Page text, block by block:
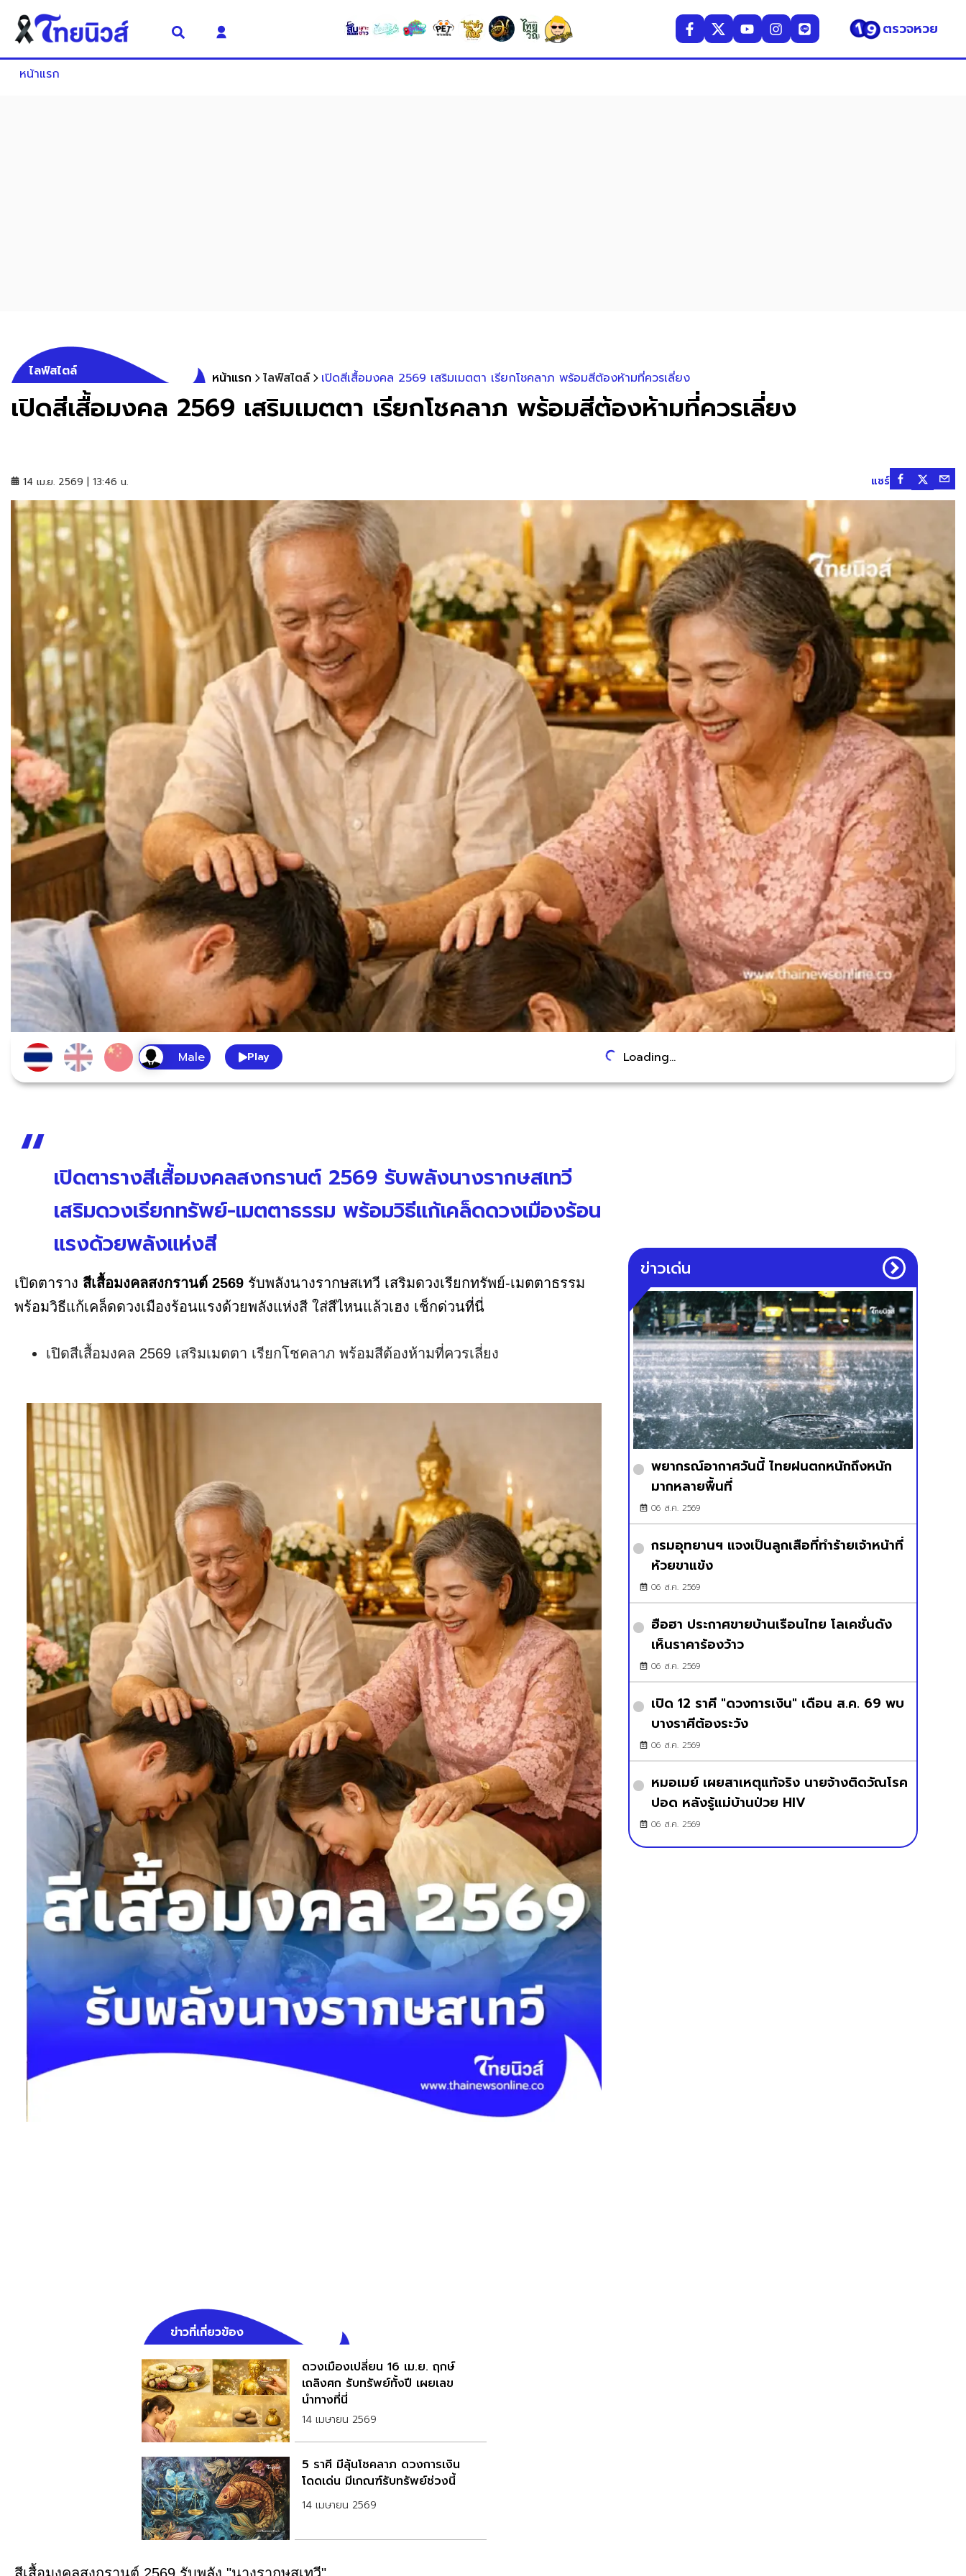
ตรวจหวย
หน้าแรก
ไลฟ์สไตล์ หน้าแรก ไลฟ์สไตล์ เปิดสีเสื้อมงคล 2569 เสริมเมตตา เรียกโชคลาภ พร้อมสีต้องห้ามที่ควรเลี่ยง
เปิดสีเสื้อมงคล 2569 เสริมเมตตา เรียกโชคลาภ พร้อมสีต้องห้ามที่ควรเลี่ยง
14 เม.ย. 2569 | 13:46 น. แชร์
Play Loading...
เปิดตารางสีเสื้อมงคลสงกรานต์ 2569 รับพลังนางรากษสเทวี
เสริมดวงเรียกทรัพย์-เมตตาธรรม พร้อมวิธีแก้เคล็ดดวงเมืองร้อน
แรงด้วยพลังแห่งสี
เปิดตาราง สีเสื้อมงคลสงกรานต์ 2569 รับพลังนางรากษสเทวี เสริมดวงเรียกทรัพย์-เมตตาธรรม
พร้อมวิธีแก้เคล็ดดวงเมืองร้อนแรงด้วยพลังแห่งสี ใส่สีไหนแล้วเฮง เช็กด่วนที่นี่
เปิดสีเสื้อมงคล 2569 เสริมเมตตา เรียกโชคลาภ พร้อมสีต้องห้ามที่ควรเลี่ยง
ข่าวที่เกี่ยวข้อง
ดวงเมืองเปลี่ยน 16 เม.ย. ฤกษ์
เถลิงศก รับทรัพย์ทั้งปี เผยเลข
นำทางที่นี่
14 เมษายน 2569
5 ราศี มีลุ้นโชคลาภ ดวงการเงิน
โดดเด่น มีเกณฑ์รับทรัพย์ช่วงนี้
14 เมษายน 2569
ข่าวเด่น
พยากรณ์อากาศวันนี้ ไทยฝนตกหนักถึงหนัก
มากหลายพื้นที่
06 ส.ค. 2569
กรมอุทยานฯ แจงเป็นลูกเสือที่ทำร้ายเจ้าหน้าที่
ห้วยขาแข้ง
06 ส.ค. 2569
ฮือฮา ประกาศขายบ้านเรือนไทย โลเคชั่นดัง
เห็นราคาร้องว้าว
06 ส.ค. 2569
เปิด 12 ราศี "ดวงการเงิน" เดือน ส.ค. 69 พบ
บางราศีต้องระวัง
06 ส.ค. 2569
หมอเมย์ เผยสาเหตุแท้จริง นายจ้างติดวัณโรค
ปอด หลังรู้แม่บ้านป่วย HIV
06 ส.ค. 2569